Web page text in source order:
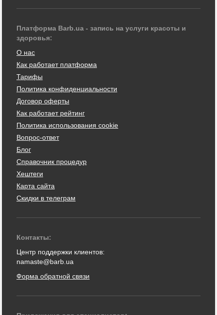
Платформа Barb.ua - запись на услуги красоты и
здоровья:
О нас
Как работает платформа
Тарифы
Политика конфиденциальности
Договор оферты
Как работает рейтинг
Политика использования cookie
Вопрос-ответ
Блог
Справочник процедур
Хештеги
Карта сайта
Скидки в телеграм
Контакты:
Центр поддержки клиентов:
namaste@barb.ua
Форма обратной связи